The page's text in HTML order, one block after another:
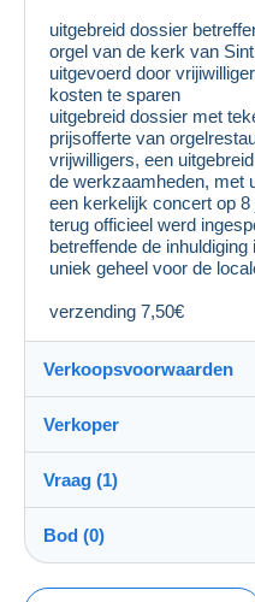
uitgebreid dossier
orgel van de kerk van
uitgevoerd door
kosten te sparen
uitgebreid dossier met
prijsofferte van
vrijwilligers, een
de werkzaamheden, met
een kerkelijk concert op
terug officieel werd
betreffende de inhuldiging
uniek geheel voor de
verzending 7,50€
Verkoopsvoorwaarden
Bestemming:
Zie de lijst van landen
Verzending:
Verzending na betaling
Verkoper
dubout
Vraag (1)
Vraag van Rekening
Bod (0)